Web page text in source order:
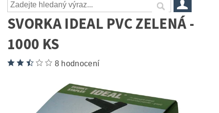
SVORKA IDEAL PVC ZELENÁ -
1000 KS
8 hodnocení